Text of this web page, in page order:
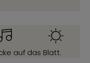
auf das Blatt.